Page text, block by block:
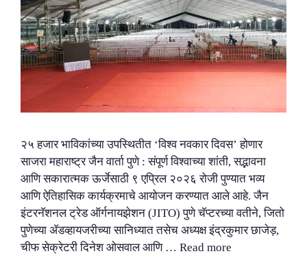
२५ हजार भाविकांच्या उपस्थितीत ‘विश्व नवकार दिवस’ होणार
साजरा महाराष्ट्र जैन वार्ता पुणे : संपूर्ण विश्वाच्या शांती, सद्भावना
आणि सकारात्मक ऊर्जेसाठी ९ एप्रिल २०२६ रोजी पुण्यात भव्य
आणि ऐतिहासिक कार्यक्रमाचे आयोजन करण्यात आले आहे. जैन
इंटरनॅशनल ट्रेड ऑर्गनायझेशन (JITO) पुणे चॅप्टरच्या वतीने, जितो
पुणेच्या ॲडव्हायजरीच्या सानिध्यात तसेच अध्यक्ष इंद्रकुमार छाजेड़,
चीफ सेक्रेटरी दिनेश ओसवाल आणि … Read more